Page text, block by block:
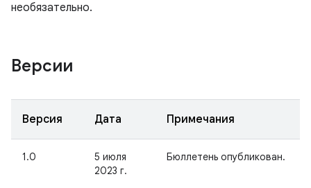
необязательно.
Версии
Версия Дата Примечания
1.0
5 июля
2023 г.
Бюллетень опубликован.